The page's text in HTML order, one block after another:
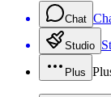
Chat
Studio
Plus